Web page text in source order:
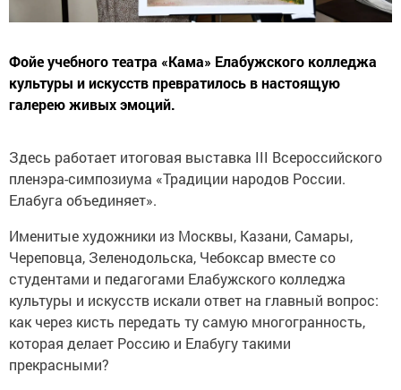
Фойе учебного театра «Кама» Елабужского колледжа
культуры и искусств превратилось в настоящую
галерею живых эмоций.
Здесь работает итоговая выставка III Всероссийского
пленэра-симпозиума «Традиции народов России.
Елабуга объединяет».
Именитые художники из Москвы, Казани, Самары,
Череповца, Зеленодольска, Чебоксар вместе со
студентами и педагогами Елабужского колледжа
культуры и искусств искали ответ на главный вопрос:
как через кисть передать ту самую многогранность,
которая делает Россию и Елабугу такими
прекрасными?